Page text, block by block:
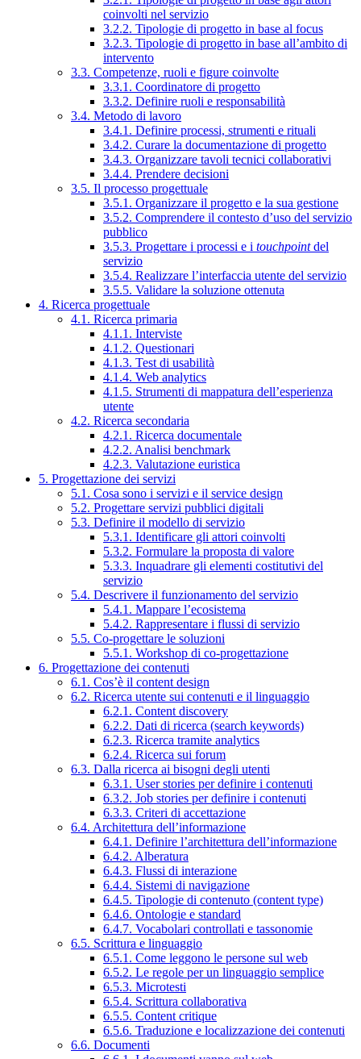
coinvolti nel servizio
3.2.2. Tipologie di progetto in base al focus
3.2.3. Tipologie di progetto in base all’ambito di
intervento
3.3. Competenze, ruoli e figure coinvolte
3.3.1. Coordinatore di progetto
3.3.2. Definire ruoli e responsabilità
3.4. Metodo di lavoro
3.4.1. Definire processi, strumenti e rituali
3.4.2. Curare la documentazione di progetto
3.4.3. Organizzare tavoli tecnici collaborativi
3.4.4. Prendere decisioni
3.5. Il processo progettuale
3.5.1. Organizzare il progetto e la sua gestione
3.5.2. Comprendere il contesto d’uso del servizio
pubblico
3.5.3. Progettare i processi e i touchpointdel
servizio
3.5.4. Realizzare l’interfaccia utente del servizio
3.5.5. Validare la soluzione ottenuta
4. Ricerca progettuale
4.1. Ricerca primaria
4.1.1. Interviste
4.1.2. Questionari
4.1.3. Test di usabilità
4.1.4. Web analytics
4.1.5. Strumenti di mappatura dell’esperienza
utente
4.2. Ricerca secondaria
4.2.1. Ricerca documentale
4.2.2. Analisi benchmark
4.2.3. Valutazione euristica
5. Progettazione dei servizi
5.1. Cosa sono i servizi e il service design
5.2. Progettare servizi pubblici digitali
5.3. Definire il modello di servizio
5.3.1. Identificare gli attori coinvolti
5.3.2. Formulare la proposta di valore
5.3.3. Inquadrare gli elementi costitutivi del
servizio
5.4. Descrivere il funzionamento del servizio
5.4.1. Mappare l’ecosistema
5.4.2. Rappresentare i flussi di servizio
5.5. Co-progettare le soluzioni
5.5.1. Workshop di co-progettazione
6. Progettazione dei contenuti
6.1. Cos’è il content design
6.2. Ricerca utente sui contenuti e il linguaggio
6.2.1. Content discovery
6.2.2. Dati di ricerca (search keywords)
6.2.3. Ricerca tramite analytics
6.2.4. Ricerca sui forum
6.3. Dalla ricerca ai bisogni degli utenti
6.3.1. User stories per definire i contenuti
6.3.2. Job stories per definire i contenuti
6.3.3. Criteri di accettazione
6.4. Architettura dell’informazione
6.4.1. Definire l’architettura dell’informazione
6.4.2. Alberatura
6.4.3. Flussi di interazione
6.4.4. Sistemi di navigazione
6.4.5. Tipologie di contenuto (content type)
6.4.6. Ontologie e standard
6.4.7. Vocabolari controllati e tassonomie
6.5. Scrittura e linguaggio
6.5.1. Come leggono le persone sul web
6.5.2. Le regole per un linguaggio semplice
6.5.3. Microtesti
6.5.4. Scrittura collaborativa
6.5.5. Content critique
6.5.6. Traduzione e localizzazione dei contenuti
6.6. Documenti